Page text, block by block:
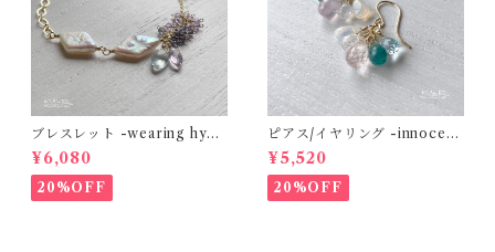
ブレスレット -wearing hydr
angea color- 淡水パール×ア
クアマリン×アメジスト×アイ
オライト 14kgf
¥6,080
20%OFF
ピアス/イヤリング -innocent
love- モルガナイト×グランデ
ィディエライト×エチオピアン
オパール 14kgf
¥5,520
20%OFF